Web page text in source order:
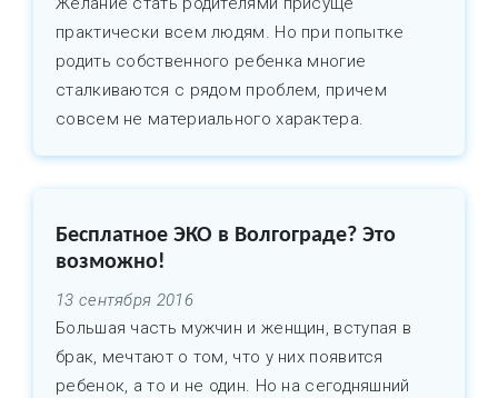
практически всем людям. Но при попытке
родить собственного ребенка многие
сталкиваются с рядом проблем, причем
совсем не материального характера.
Бесплатное ЭКО в Волгограде? Это
возможно!
13 сентября 2016
Большая часть мужчин и женщин, вступая в
брак, мечтают о том, что у них появится
ребенок, а то и не один. Но на сегодняшний